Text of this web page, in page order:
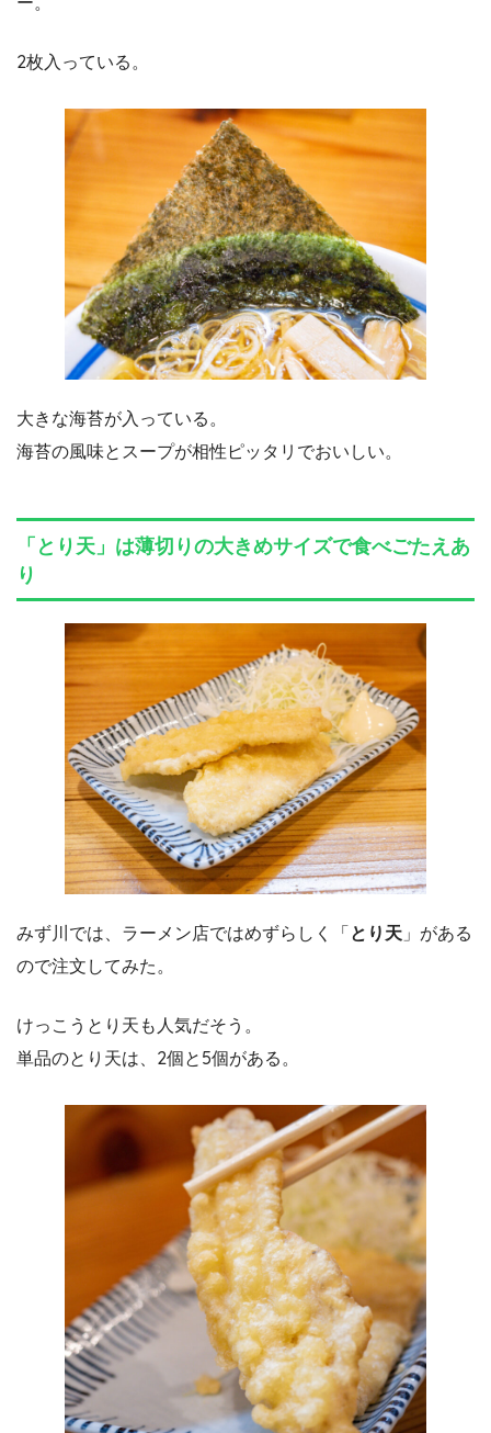
2枚入っている。
大きな海苔が入っている。
海苔の風味とスープが相性ピッタリでおいしい。
「とり天」は薄切りの大きめサイズで食べごたえあ
り
みず川では、ラーメン店ではめずらしく「とり天 」がある
ので注文してみた。
けっこうとり天も人気だそう。
単品のとり天は、2個と5個がある。